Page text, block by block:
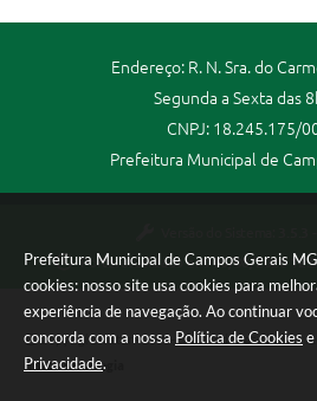
Prefeitura Municipal de Campos Gerais
cookies: nosso site usa cookies para
experiência de navegação. Ao continuar
concorda com a nossa Política de Cookies e
Privacidade.
Endereço: R. N. Sra. do
Segunda a Sexta das
CNPJ: 18.245.175/
Prefeitura Municipal de
Portal atualizado em:06/08/2026
Copyright Instar - 2006-2026. Todos os direitos
Instar Tecnologia